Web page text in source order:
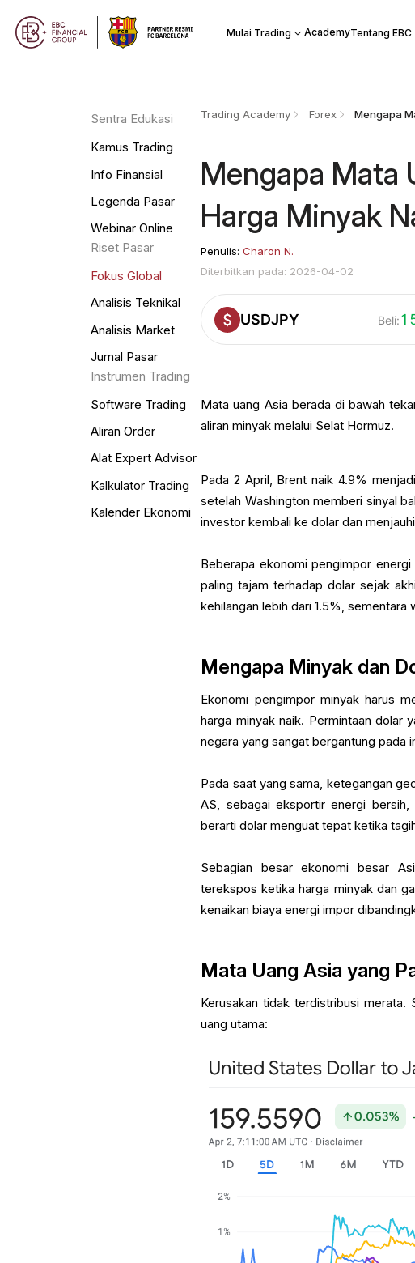
Mulai Trading AcademyTentang EBC
Sentra Edukasi
Kamus Trading
Info Finansial
Legenda Pasar
Webinar Online
Riset Pasar
Fokus Global
Analisis Teknikal
Analisis Market
Jurnal Pasar
Instrumen Trading
Software Trading
Aliran Order
Alat Expert Advisor
Kalkulator Trading
Kalender Ekonomi
Trading Academy Forex
Mengapa Mata
Harga Minyak
Penulis:Charon N.
Diterbitkan pada: 2026-04-02
USDJPY Beli:
Mata uang Asia berada di bawah
aliran minyak melalui Selat Hormuz.
Pada 2 April, Brent naik 4.9%
setelah Washington memberi sinyal
investor kembali ke dolar dan
Beberapa ekonomi pengimpor
paling tajam terhadap dolar sejak
kehilangan lebih dari 1.5%, sementara
Mengapa Minyak dan
Ekonomi pengimpor minyak harus
harga minyak naik. Permintaan dolar
negara yang sangat bergantung pada
Pada saat yang sama, ketegangan
AS, sebagai eksportir energi
berarti dolar menguat tepat ketika
Sebagian besar ekonomi besar
terekspos ketika harga minyak dan
kenaikan biaya energi impor
Mata Uang Asia yang
Kerusakan tidak terdistribusi
uang utama: